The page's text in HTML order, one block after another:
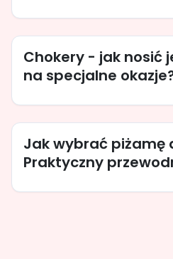
Chokery - jak nosić
na specjalne
Jak wybrać piżamę
Praktyczny